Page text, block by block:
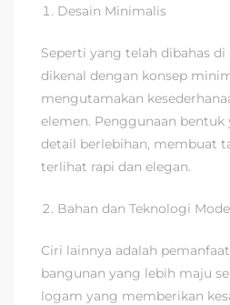
Desain Minimalis
Seperti yang telah dibahas
dikenal dengan konsep
mengutamakan
elemen. Penggunaan bentuk
detail berlebihan, membuat
terlihat rapi dan elegan.
Bahan dan Teknologi
Ciri lainnya adalah
bangunan yang lebih maju
logam yang memberikan